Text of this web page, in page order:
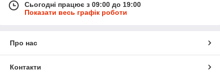
Сьогодні працює з 09:00 до 19:00
Показати весь графік роботи
Про нас
Контакти